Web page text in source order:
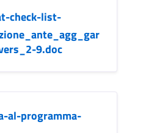
check-list-
9.doc
al-programma-